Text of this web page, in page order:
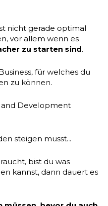
nicht gerade optimal
vor allem wenn es
zu starten sind.
für welches du
zu können.
and Development
steigen musst...
bist du was
kannst, dann dauert es